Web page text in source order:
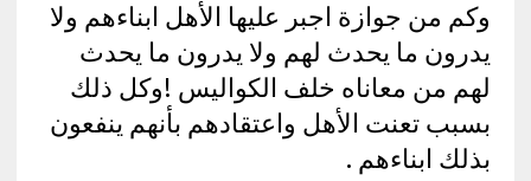
وكم من جوازة اجبر عليها الأهل ابناءهم ولا
يدرون ما يحدث لهم ولا يدرون ما يحدث
لهم من معاناه خلف الكواليس !وكل ذلك
بسبب تعنت الأهل واعتقادهم بأنهم ينفعون
بذلك ابناءهم .